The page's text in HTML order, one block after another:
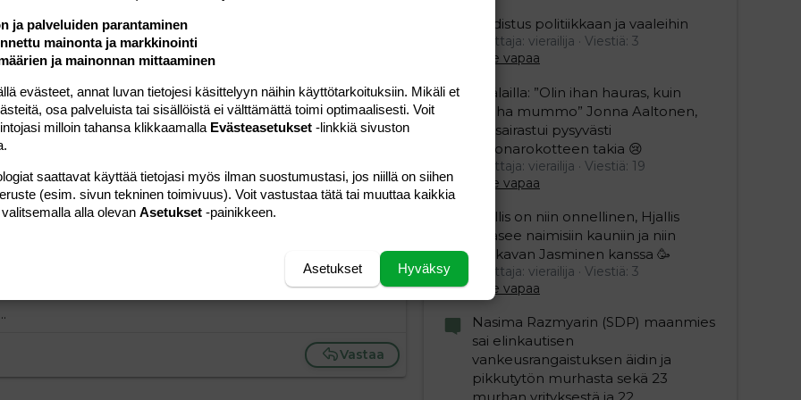
printtikravattien käyttämistä, mutta se ei liity
oli nolo. Todella nolo. Ihan puhdasverinen
vasemmistoaktivistit lietsoivat toisiaan somessa.
#5
tilaisuuteen puetaan joku söpö eläinkravatti. Oli
kyse.
Vastaa
Uudistus politiikkaan ja vaaleihin
Aloittaja: vierailija
Viestiä: 3
Aihe vapaa
Sillälailla: ”Olin ihan hauras, kuin
vanha mummo” Jonna Aaltonen,
46, sairastui pysyvästi
koronarokotteen takia 😢
Aloittaja: vierailija
Viestiä: 19
Aihe vapaa
Hjallis on niin onnellinen, Hjallis
pääsee naimisiin kauniin ja niin
mukavan Jasminen kanssa 🥳
Aloittaja: vierailija
Viestiä: 3
Aihe vapaa
Nasima Razmyarin (SDP) maanmies
sai elinkautisen
vankeusrangaistuksen äidin ja
pikkutytön murhasta sekä 23
ja palveluiden parantaminen
mainonta ja markkinointi
ja mainonnan mittaaminen
evästeet, annat luvan tietojesi käsittelyyn näihin käyttötarkoituksiin. Mikäli et
osa palveluista tai sisällöistä ei välttämättä toimi optimaalisesti. Voit
milloin tahansa klikkaamalla Evästeasetukset -linkkiä sivuston
saattavat käyttää tietojasi myös ilman suostumustasi, jos niillä on siihen
(esim. sivun tekninen toimivuus). Voit vastustaa tätä tai muuttaa kaikkia
alla olevan Asetukset -painikkeen.
Hyväksy
Asetukset